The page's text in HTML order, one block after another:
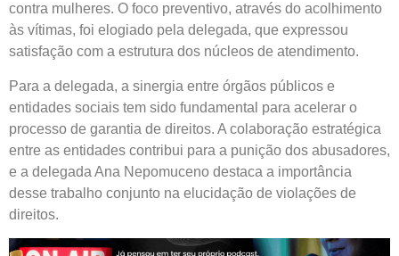
contra mulheres. O foco preventivo, através do acolhimento
às vítimas, foi elogiado pela delegada, que expressou
satisfação com a estrutura dos núcleos de atendimento.
Para a delegada, a sinergia entre órgãos públicos e
entidades sociais tem sido fundamental para acelerar o
processo de garantia de direitos. A colaboração estratégica
entre as entidades contribui para a punição dos abusadores,
e a delegada Ana Nepomuceno destaca a importância
desse trabalho conjunto na elucidação de violações de
direitos.